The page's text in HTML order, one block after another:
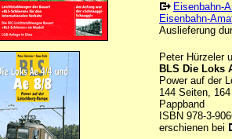
Eisenbahn-
Eisenbahn-
Auslieferung
Peter Hürzeler
BLS Die Loks
Power auf der
144 Seiten,
Pappband
ISBN 978-3-
erschienen bei